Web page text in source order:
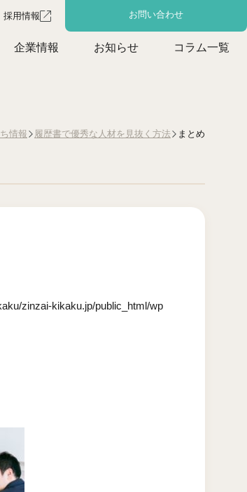
採用情報 お問い合わせ
企業情報 お知らせ コラム一覧
情報 履歴書で優秀な人材を見抜く方法 まとめ
zinzai-kikaku.jp/public_html/wp